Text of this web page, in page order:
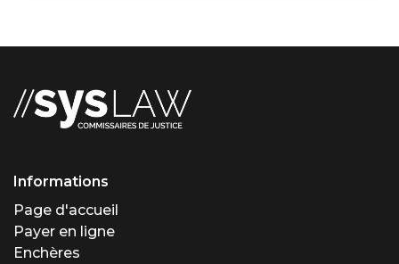
Informations
Page d'accueil
Payer en ligne
Enchères